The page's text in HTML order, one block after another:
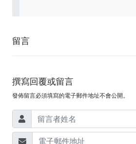
留言
撰寫回覆或留言
發佈留言必須填寫的電子郵件地址不會公開。